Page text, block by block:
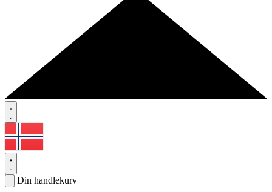
Din handlekurv